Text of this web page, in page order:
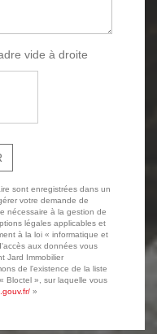
vide à droite
sont enregistrées dans un
votre demande de
nécessaire à la gestion de
légales applicables et
à la loi « informatique et
aux données vous
Jard Immobilier
de l'existence de la liste
Bloctel », sur laquelle vous
»